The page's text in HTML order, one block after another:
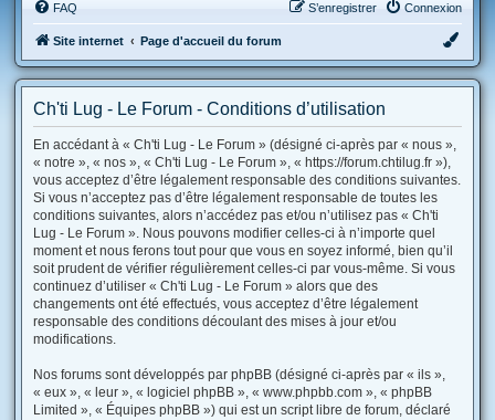
FAQ Connexion
S’enregistrer
Site internet Page d'accueil du forum
Ch'ti Lug - Le Forum - Conditions d’utilisation
En accédant à « Ch'ti Lug - Le Forum » (désigné ci-après par « nous »,
« notre », « nos », « Ch'ti Lug - Le Forum », « https://forum.chtilug.fr »),
vous acceptez d’être légalement responsable des conditions suivantes.
Si vous n’acceptez pas d’être légalement responsable de toutes les
conditions suivantes, alors n’accédez pas et/ou n’utilisez pas « Ch'ti
Lug - Le Forum ». Nous pouvons modifier celles-ci à n’importe quel
moment et nous ferons tout pour que vous en soyez informé, bien qu’il
soit prudent de vérifier régulièrement celles-ci par vous-même. Si vous
continuez d’utiliser « Ch'ti Lug - Le Forum » alors que des
changements ont été effectués, vous acceptez d’être légalement
responsable des conditions découlant des mises à jour et/ou
modifications.
Nos forums sont développés par phpBB (désigné ci-après par « ils »,
« eux », « leur », « logiciel phpBB », « www.phpbb.com », « phpBB
Limited », « Équipes phpBB ») qui est un script libre de forum, déclaré